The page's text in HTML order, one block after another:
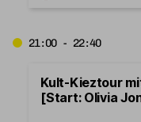
21:00 - 22:40
Kult-Kieztour
[Start: Olivia